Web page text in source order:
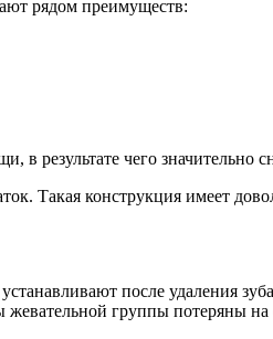
рядом преимуществ:
результате чего значительно
Такая конструкция имеет
после удаления
жевательной группы потеряны